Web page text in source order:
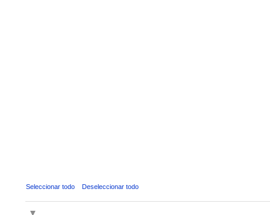
Seleccionar todo Deseleccionar todo